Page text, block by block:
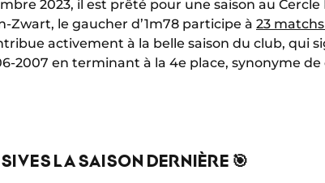
2023, il est prêté pour une saison au Cercle
Zwart, le gaucher d’1m78 participe à 23
activement à la belle saison du club, qui
2007 en terminant à la 4e place, synonyme
LA SAISON DERNIÈRE 🎯